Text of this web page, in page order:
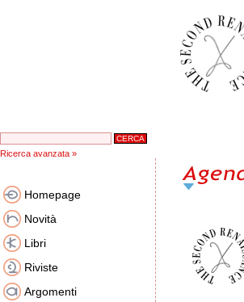
Ricerca avanzata »
Homepage
Novità
Libri
Riviste
Argomenti